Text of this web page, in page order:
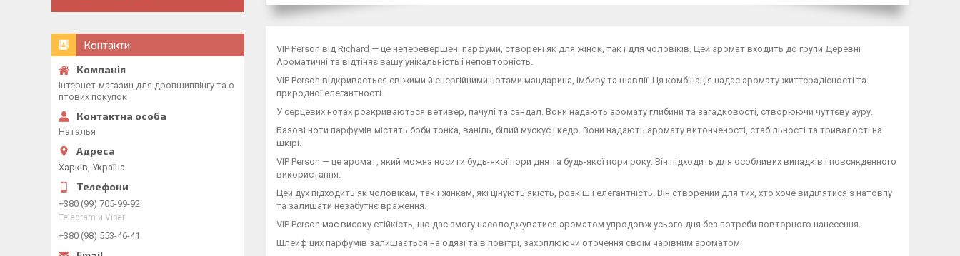
VIP Person від Richard — це неперевершені парфуми, створені як для жінок, так і для чоловіків. Цей аромат входить до групи Деревні
Ароматичні та відтіняє вашу унікальність і неповторність.
VIP Person відкривається свіжими й енергійними нотами мандарина, імбиру та шавлії. Ця комбінація надає аромату життєрадісності та
природної елегантності.
У серцевих нотах розкриваються ветивер, пачулі та сандал. Вони надають аромату глибини та загадковості, створюючи чуттєву ауру.
Базові ноти парфумів містять боби тонка, ваніль, білий мускус і кедр. Вони надають аромату витонченості, стабільності та тривалості на
шкірі.
VIP Person — це аромат, який можна носити будь-якої пори дня та будь-якої пори року. Він підходить для особливих випадків і повсякденного
використання.
Цей дух підходить як чоловікам, так і жінкам, які цінують якість, розкіш і елегантність. Він створений для тих, хто хоче виділятися з натовпу
та залишати незабутнє враження.
VIP Person має високу стійкість, що дає змогу насолоджуватися ароматом упродовж усього дня без потреби повторного нанесення.
Шлейф цих парфумів залишається на одязі та в повітрі, захоплюючи оточення своїм чарівним ароматом.
Контакти
Інтернет-магазин для дропшиппінгу та о
птових покупок
Наталья
Харків, Україна
+380 (99) 705-99-92
Telegram и Viber
+380 (98) 553-46-41